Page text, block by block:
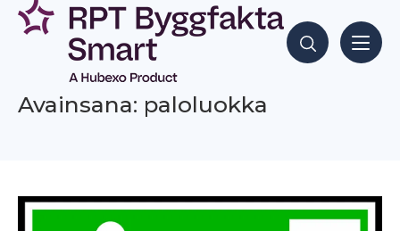
Siirry
sisältöön
Hae sisältöjä
Avainsana: paloluokka